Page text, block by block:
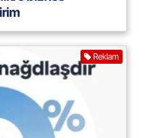
Reklam